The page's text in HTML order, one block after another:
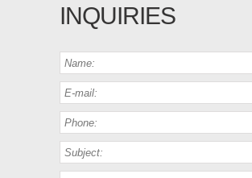
INQUIRIES